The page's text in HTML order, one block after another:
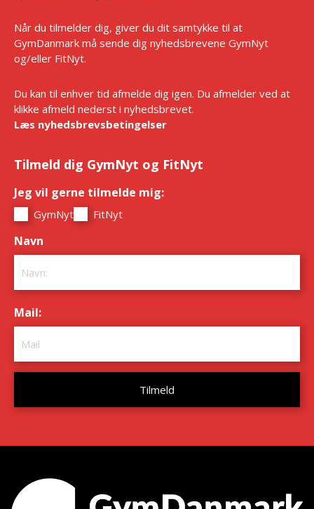
Når du tilmelder dig, giver du dit samtykke til at
GymDanmark må sende dig nyhedsbrevene GymNyt
og/eller FitNyt.
Du kan til enhver tid afmelde dig igen. Du afmelder ved at
klikke afmeld nederst i nyhedsbrevet.
Læs nyhedsbrevsbetingelser
Tilmeld dig GymNyt og FitNyt
Jeg vil gerne tilmelde mig:
GymNyt FitNyt
Navn
Mail: